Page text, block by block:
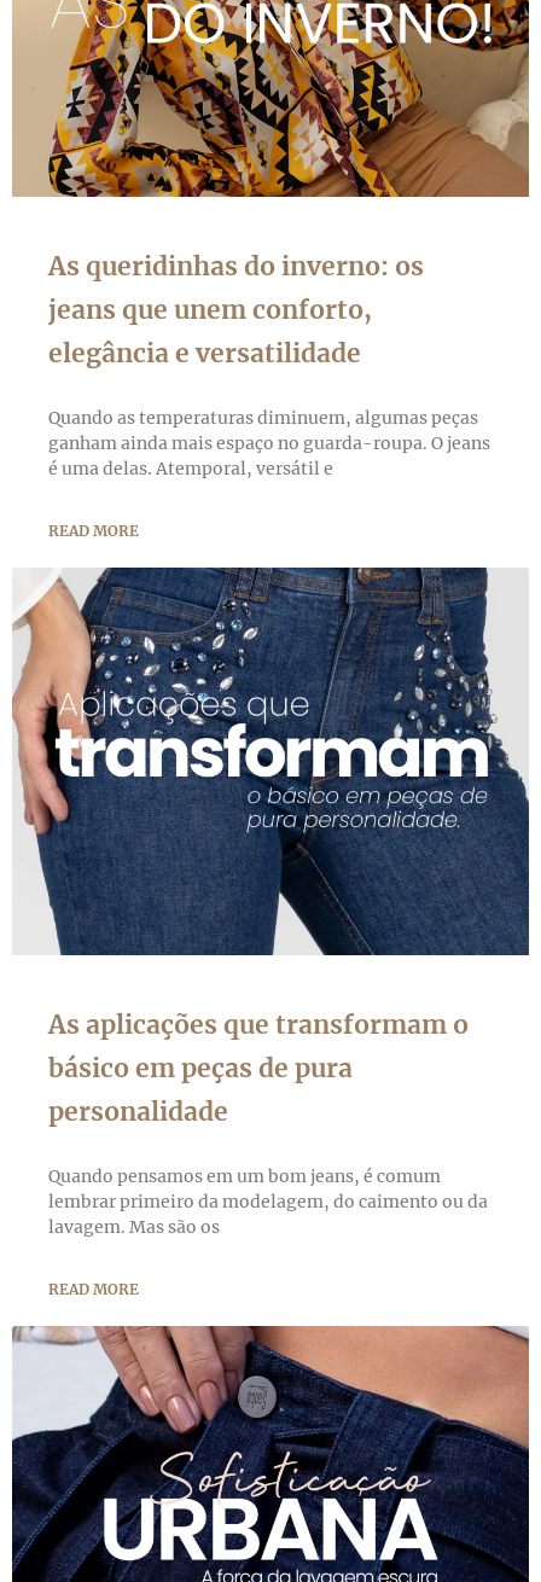
As queridinhas do inverno: os
jeans que unem conforto,
elegância e versatilidade
Quando as temperaturas diminuem, algumas peças
ganham ainda mais espaço no guarda-roupa. O jeans
é uma delas. Atemporal, versátil e
READ MORE
As aplicações que transformam o
básico em peças de pura
personalidade
Quando pensamos em um bom jeans, é comum
lembrar primeiro da modelagem, do caimento ou da
lavagem. Mas são os
READ MORE